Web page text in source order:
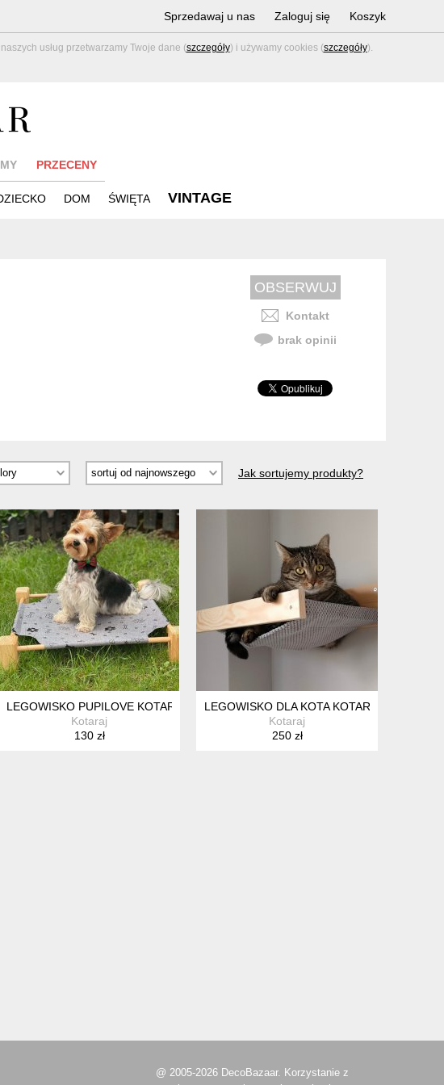
usług przetwarzamy Twoje dane (szczegóły) i używamy cookies (szczegóły).
Sprzedawaj u nas Zaloguj się Koszyk
PRZECENY
DOM ŚWIĘTA VINTAGE
Kontakt
brak opinii
Jak sortujemy produkty?
LEGOWISKO PUPILOVE KOTARAJ
Kotaraj
130 zł
LEGOWISKO DLA KOTA KOTARAJ
Kotaraj
250 zł
@ 2005-2026 DecoBazaar. Korzystanie z